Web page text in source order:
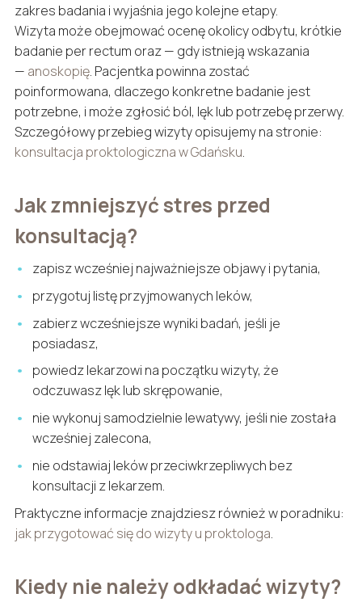
zakres badania i wyjaśnia jego kolejne etapy.
Wizyta może obejmować ocenę okolicy odbytu, krótkie
badanie per rectum oraz — gdy istnieją wskazania
— anoskopię. Pacjentka powinna zostać
poinformowana, dlaczego konkretne badanie jest
potrzebne, i może zgłosić ból, lęk lub potrzebę przerwy.
Szczegółowy przebieg wizyty opisujemy na stronie:
konsultacja proktologiczna w Gdańsku.
Jak zmniejszyć stres przed
konsultacją?
zapisz wcześniej najważniejsze objawy i pytania,
przygotuj listę przyjmowanych leków,
zabierz wcześniejsze wyniki badań, jeśli je
posiadasz,
powiedz lekarzowi na początku wizyty, że
odczuwasz lęk lub skrępowanie,
nie wykonuj samodzielnie lewatywy, jeśli nie została
wcześniej zalecona,
nie odstawiaj leków przeciwkrzepliwych bez
konsultacji z lekarzem.
Praktyczne informacje znajdziesz również w poradniku:
jak przygotować się do wizyty u proktologa.
Kiedy nie należy odkładać wizyty?